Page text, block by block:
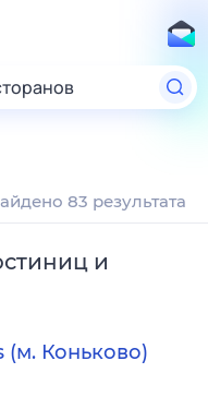
83 результата
и
(м. Коньково)